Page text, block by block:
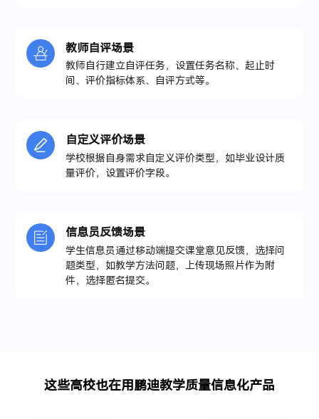
教师自评场景
教师自行建立自评任务，设置任务名称、起止时
间、评价指标体系、自评方式等。
自定义评价场景
学校根据自身需求自定义评价类型，如毕业设计质
量评价，设置评价字段。
信息员反馈场景
学生信息员通过移动端提交课堂意见反馈，选择问
题类型，如教学方法问题，上传现场照片作为附
件，选择匿名提交。
这些高校也在用鹏迪教学质量信息化产品